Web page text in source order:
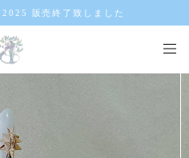
販売終了致しました